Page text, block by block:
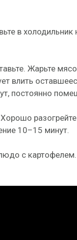
в холодильник
Жарьте
влить
постоянно
10–15 минут.
с